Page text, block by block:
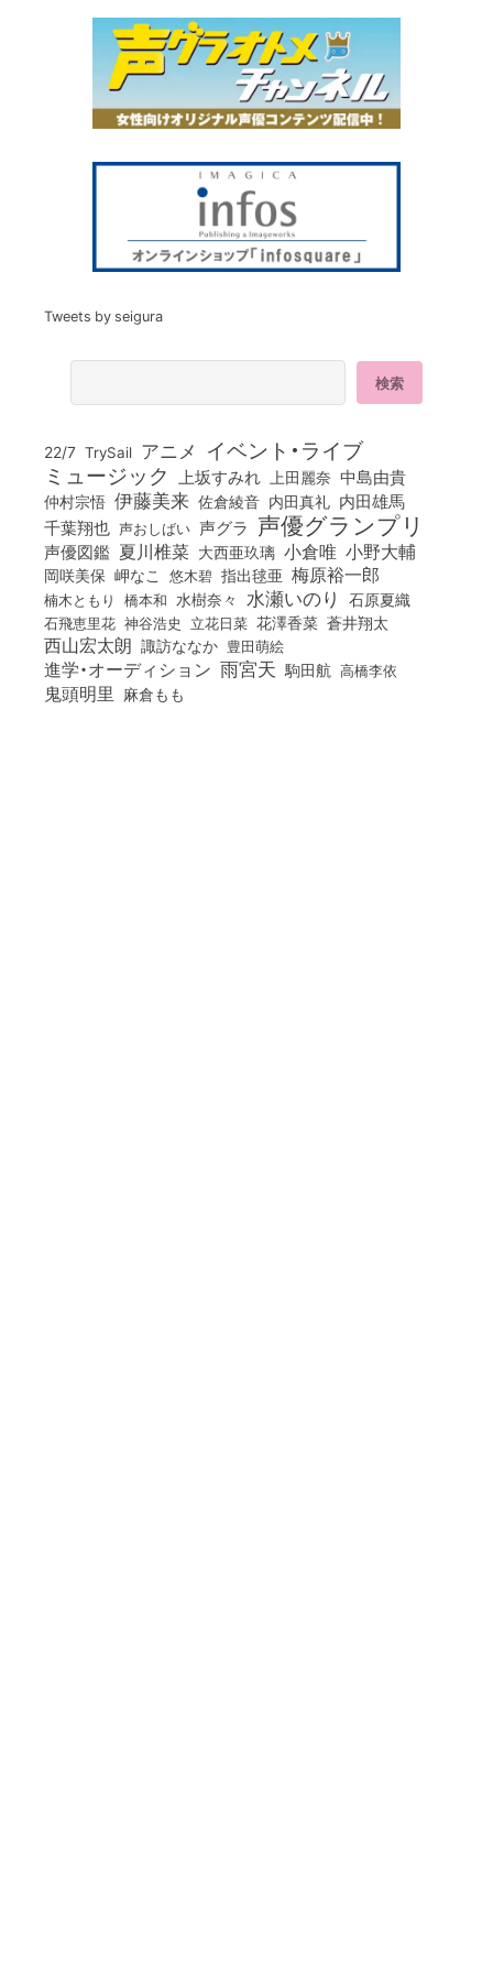
Tweets by seigura
22/7 TrySail アニメ イベント・ライブ
ミュージック 上坂すみれ 上田麗奈 中島由貴
仲村宗悟 伊藤美来 佐倉綾音 内田真礼 内田雄馬
千葉翔也 声おしばい 声グラ 声優グランプリ
声優図鑑 夏川椎菜 大西亜玖璃 小倉唯 小野大輔
岡咲美保 岬なこ 悠木碧 指出毬亜 梅原裕一郎
楠木ともり 橋本和 水樹奈々 水瀬いのり 石原夏織
石飛恵里花 神谷浩史 立花日菜 花澤香菜 蒼井翔太
西山宏太朗 諏訪ななか 豊田萌絵
進学・オーディション 雨宮天 駒田航 高橋李依
鬼頭明里 麻倉もも